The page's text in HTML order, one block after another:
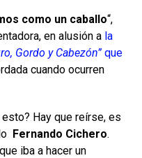
como un caballo“,
en alusión a la
Gordo y Cabezón”que
cuando ocurren
Hay que reírse, es
Fernando Cichero.
iba a hacer un